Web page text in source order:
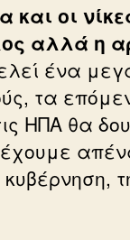
και οι
αλλά η
ένα
τα
ΗΠΑ θα